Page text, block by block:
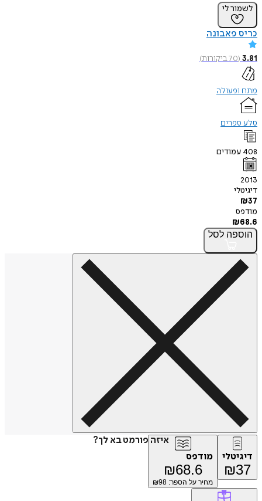
לשמור לי
כריס פאבונה
3.81
(
70ביקורות)
מתח ופעולה
סלע ספרים
408 עמודים
2013
דיגיטלי
₪37
מודפס
₪68.6
הוספה לסל
איזה פורמט בא לך?
דיגיטלי
₪37
מודפס
₪68.6
מחיר על הספר: ₪ 98